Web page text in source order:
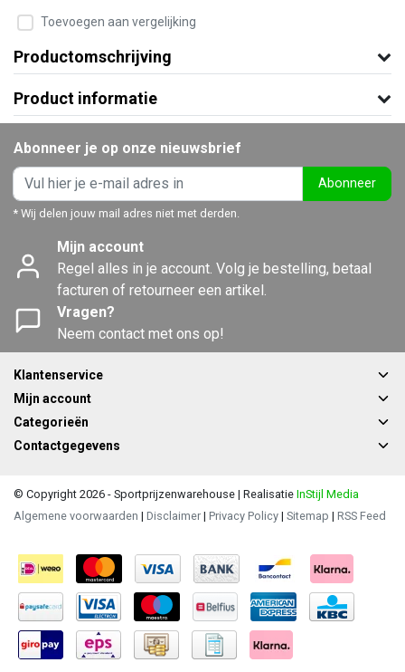
Toevoegen aan vergelijking
Productomschrijving
Product informatie
Abonneer je op onze nieuwsbrief
Abonneer
* Wij delen jouw mail adres niet met derden.
Mijn account
Regel alles in je account. Volg je bestelling, betaal
facturen of retourneer een artikel.
Vragen?
Neem contact met ons op!
Klantenservice
Mijn account
Categorieën
Contactgegevens
© Copyright 2026 - Sportprijzenwarehouse | Realisatie InStijl Media
Algemene voorwaarden | Disclaimer | Privacy Policy | Sitemap | RSS Feed